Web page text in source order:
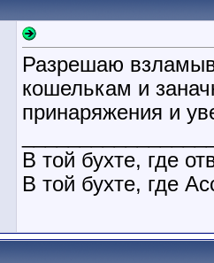
Разрешаю
кошелькам и
принаряжения и
В той бухте, где
В той бухте, где